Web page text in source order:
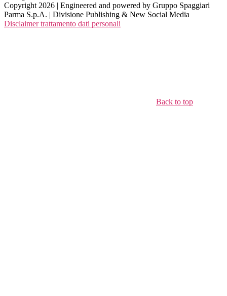
Copyright 2026 | Engineered and powered by Gruppo Spaggiari
Parma S.p.A. | Divisione Publishing & New Social Media
Disclaimer trattamento dati personali
Back to top